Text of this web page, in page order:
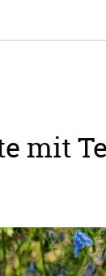
mit